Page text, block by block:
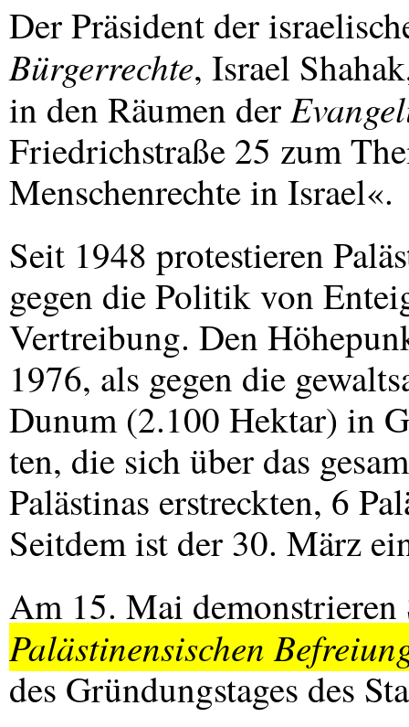
Der Präsident der
Bürgerrechte, Israel
in den Räumen der
Friedrichstraße 25 zum
Menschenrechte in Israel«.
Seit 1948 protestieren
gegen die Politik von
Vertreibung. Den
1976, als gegen die
Dunum (2.100 Hektar) in
ten, die sich über das
Palästinas erstreckten, 6
Seitdem ist der 30. März
Am 15. Mai demonstrieren
Palästinensischen
des Gründungstages des